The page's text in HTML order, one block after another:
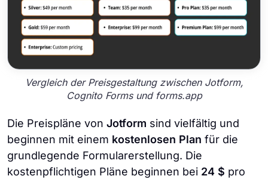
Vergleich der Preisgestaltung zwischen Jotform,
Cognito Forms und forms.app
Die Preispläne von Jotform sind vielfältig und
beginnen mit einem kostenlosen Plan für die
grundlegende Formularerstellung. Die
kostenpflichtigen Pläne beginnen bei 24 $ pro